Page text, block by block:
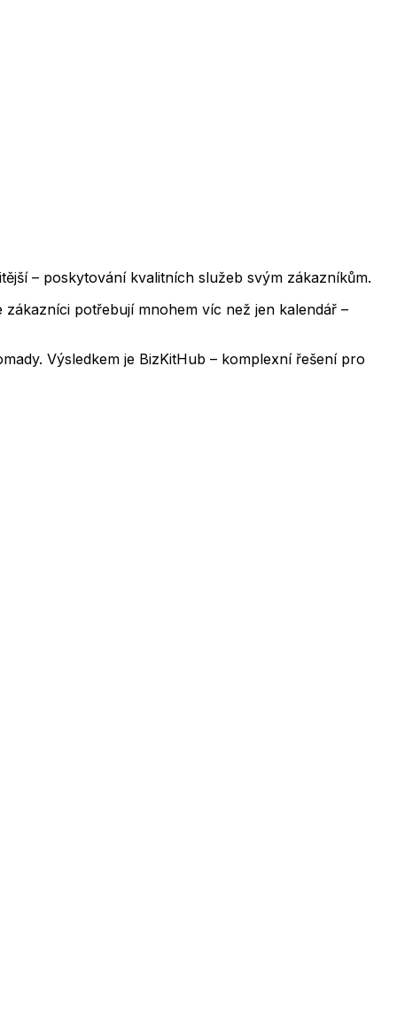
– poskytování kvalitních služeb svým zákazníkům.
potřebují mnohem víc než jen kalendář –
Výsledkem je BizKitHub – komplexní řešení pro